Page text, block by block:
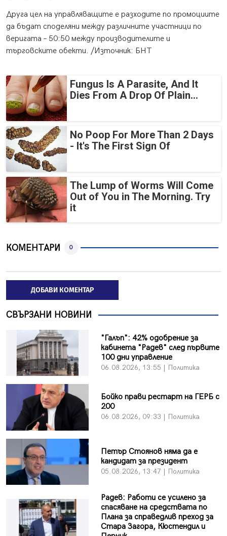
Друга цел на управляващите е разходите по промоциите
да бъдат споделяни между различните участници по
веригата – 50:50 между производителите и
търговските обекти. /Източник: БНТ
Fungus Is A Parasite, And It
Dies From A Drop Of Plain...
No Poop For More Than 2 Days
- It's The First Sign Of
The Lump of Worms Will Come
Out of You in The Morning. Try
it
КОМЕНТАРИ 0
ДОБАВИ КОМЕНТАР
СВЪРЗАНИ НОВИНИ
"Галъп": 42% одобрение за
кабинета "Радев" след първите
100 дни управление
06.08.2026, 13:55 | Политика
Бойко прави рестарт на ГЕРБ с
200
06.08.2026, 09:33 | Политика
Петър Стоянов няма да е
кандидат за президент
05.08.2026, 13:47 | Политика
Радев: Работи се усилено за
спасяване на средствата по
Плана за справедлив преход за
Стара Загора, Кюстендил и